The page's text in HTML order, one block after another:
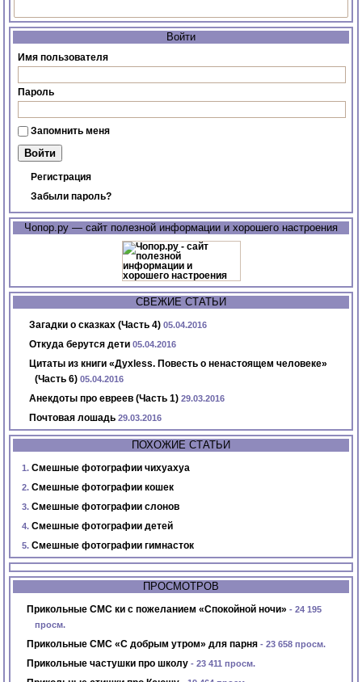
Войти
Имя пользователя
Пароль
Запомнить меня
Регистрация
Забыли пароль?
Чопор.ру — сайт полезной информации и хорошего настроения
СВЕЖИЕ СТАТЬИ
Загадки о сказках (Часть 4) 05.04.2016
Откуда берутся дети 05.04.2016
Цитаты из книги «Духless. Повесть о ненастоящем человеке»
(Часть 6) 05.04.2016
Анекдоты про евреев (Часть 1) 29.03.2016
Почтовая лошадь 29.03.2016
ПОХОЖИЕ СТАТЬИ
Смешные фотографии чихуахуа
Смешные фотографии кошек
Смешные фотографии слонов
Смешные фотографии детей
Смешные фотографии гимнасток
ПРОСМОТРОВ
Прикольные СМС ки с пожеланием «Спокойной ночи» - 24 195
просм.
Прикольные СМС «С добрым утром» для парня - 23 658 просм.
Прикольные частушки про школу - 23 411 просм.